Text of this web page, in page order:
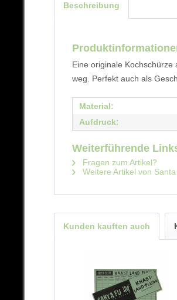
Beschreibung
Eine originale
weg. Perfekt auch als
Material:
Aufdruck:
Weiterführende
Fragen zum Artikel?
Weitere Artikel von
Kunden kauften auch